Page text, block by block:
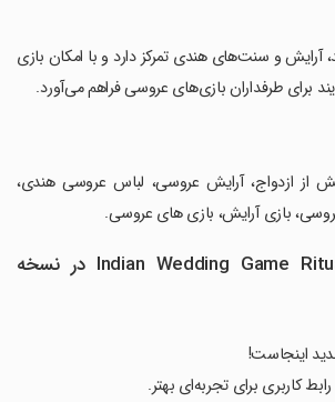
آرایش و سنت‌های هندی تمرکز دارد و با امکان بازی
برای طرفداران بازی‌های عروسی فراهم می‌آورد.
از ازدواج، آرایش عروسی، لباس عروسی هندی،
بازی آرایش، بازی های عروسی.
تغییرات برنامه Indian Wedding Game Ritual1 در نسخه
اینجاست!
کاربری برای تجربه‌ای بهتر.